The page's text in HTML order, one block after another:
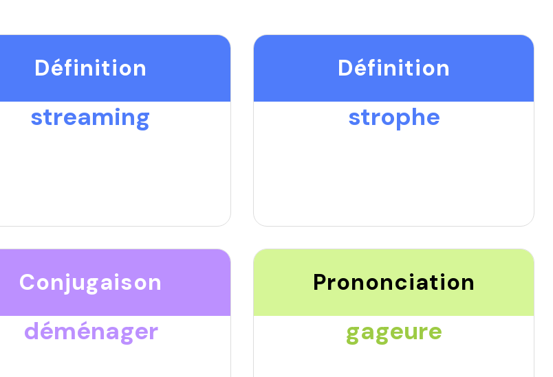
Définition
streaming
Définition
strophe
Conjugaison
déménager
Prononciation
gageure